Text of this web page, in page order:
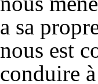
a sa
nous est
conduire